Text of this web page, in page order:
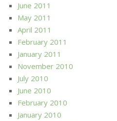
June 2011
May 2011
April 2011
February 2011
January 2011
November 2010
July 2010
June 2010
February 2010
January 2010